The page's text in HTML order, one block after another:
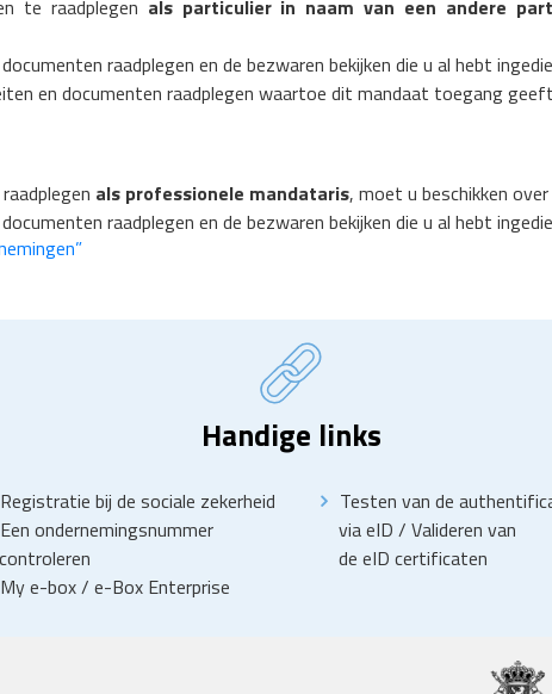
te raadplegen als particulier in naam van een andere
raadplegen en de bezwaren bekijken die u al hebt
en documenten raadplegen waartoe dit mandaat toegang
als professionele mandataris, moet u beschikken
raadplegen en de bezwaren bekijken die u al hebt
Handige links
Registratie bij de sociale zekerheid
Een ondernemingsnummer
controleren
My e-box/ e-Box Enterprise
Testen van de
via eID / Valideren van
de eID certificaten